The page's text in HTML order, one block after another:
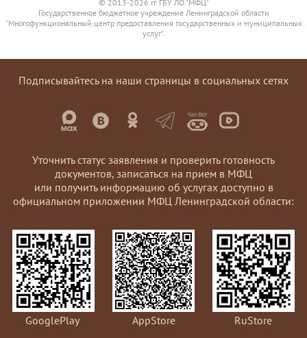
© 2013-2026 гг. ГБУ ЛО "МФЦ"
Государственное бюджетное учреждение Ленинградской области
"Многофункциональный центр предоставления государственных и муниципальных
услуг".
Подписывайтесь на наши страницы в социальных сетях
Уточнить статус заявления и проверить готовность
документов, записаться на прием в МФЦ
или получить информацию об услугах доступно в
официальном приложении МФЦ Ленинградской области:
GooglePlay AppStore
RuStore